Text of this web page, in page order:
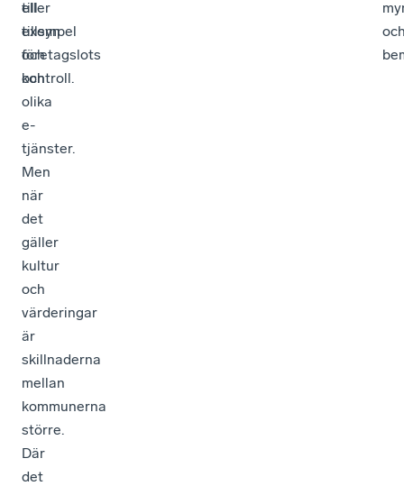
eller
tillsyn
och
kontroll.
till
exempel
företagslots
och
olika
e-
tjänster.
Men
när
det
gäller
kultur
och
värderingar
är
skillnaderna
mellan
kommunerna
större.
Där
det